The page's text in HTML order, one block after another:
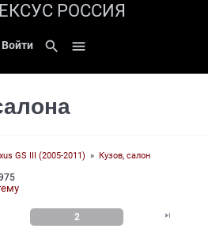
РОССИЯ
Войти search 
GS III (2005-2011) » Кузов, салон
2 